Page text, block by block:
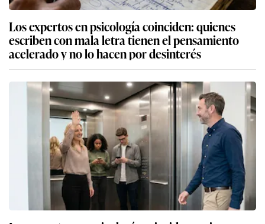
Los expertos en psicología coinciden: quienes
escriben con mala letra tienen el pensamiento
acelerado y no lo hacen por desinterés